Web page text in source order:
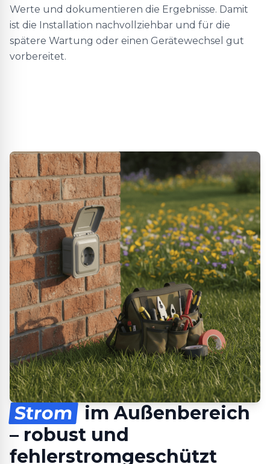
Werte und dokumentieren die Ergebnisse. Damit
ist die Installation nachvollziehbar und für die
spätere Wartung oder einen Gerätewechsel gut
vorbereitet.
Strom
im Außenbereich
– robust und
fehlerstromgeschützt